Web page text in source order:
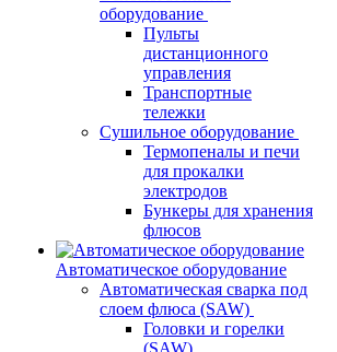
оборудование
Пульты
дистанционного
управления
Транспортные
тележки
Сушильное оборудование
Термопеналы и печи
для прокалки
электродов
Бункеры для хранения
флюсов
Автоматическое оборудование
Автоматическая сварка под
слоем флюса (SAW)
Головки и горелки
(SAW)